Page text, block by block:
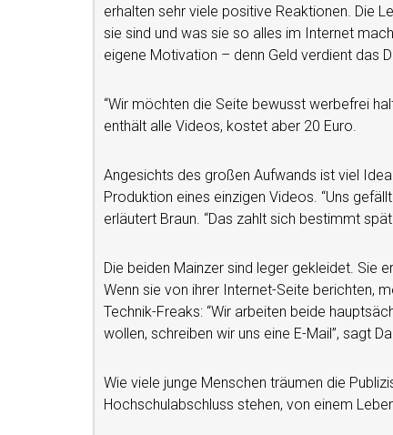
erhalten sehr viele positive Reaktionen. Die
sie sind und was sie so alles im Internet
eigene Motivation – denn Geld verdient das
“Wir möchten die Seite bewusst werbefrei
enthält alle Videos, kostet aber 20 Euro.
Angesichts des großen Aufwands ist viel
Produktion eines einzigen Videos. “Uns
erläutert Braun. “Das zahlt sich bestimmt
Die beiden Mainzer sind leger gekleidet. Sie
Wenn sie von ihrer Internet-Seite berichten,
Technik-Freaks: “Wir arbeiten beide
wollen, schreiben wir uns eine E-Mail”, sagt
Wie viele junge Menschen träumen die
Hochschulabschluss stehen, von einem